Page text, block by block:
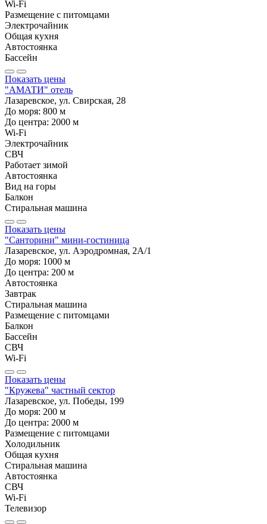
Wi-Fi
Размещение с питомцами
Электрочайник
Общая кухня
Автостоянка
Бассейн
Показать цены
"АМАТИ" отель
Лазаревское, ул. Свирская, 28
До моря: 800 м
До центра: 2000 м
Wi-Fi
Электрочайник
СВЧ
Работает зимой
Автостоянка
Вид на горы
Балкон
Стиральная машина
Показать цены
"Санторини" мини-гостиница
Лазаревское, ул. Аэродромная, 2А/1
До моря: 1000 м
До центра: 200 м
Автостоянка
Завтрак
Стиральная машина
Размещение с питомцами
Балкон
Бассейн
СВЧ
Wi-Fi
Показать цены
"Кружева" частный сектор
Лазаревское, ул. Победы, 199
До моря: 200 м
До центра: 2000 м
Размещение с питомцами
Холодильник
Общая кухня
Стиральная машина
Автостоянка
СВЧ
Wi-Fi
Телевизор